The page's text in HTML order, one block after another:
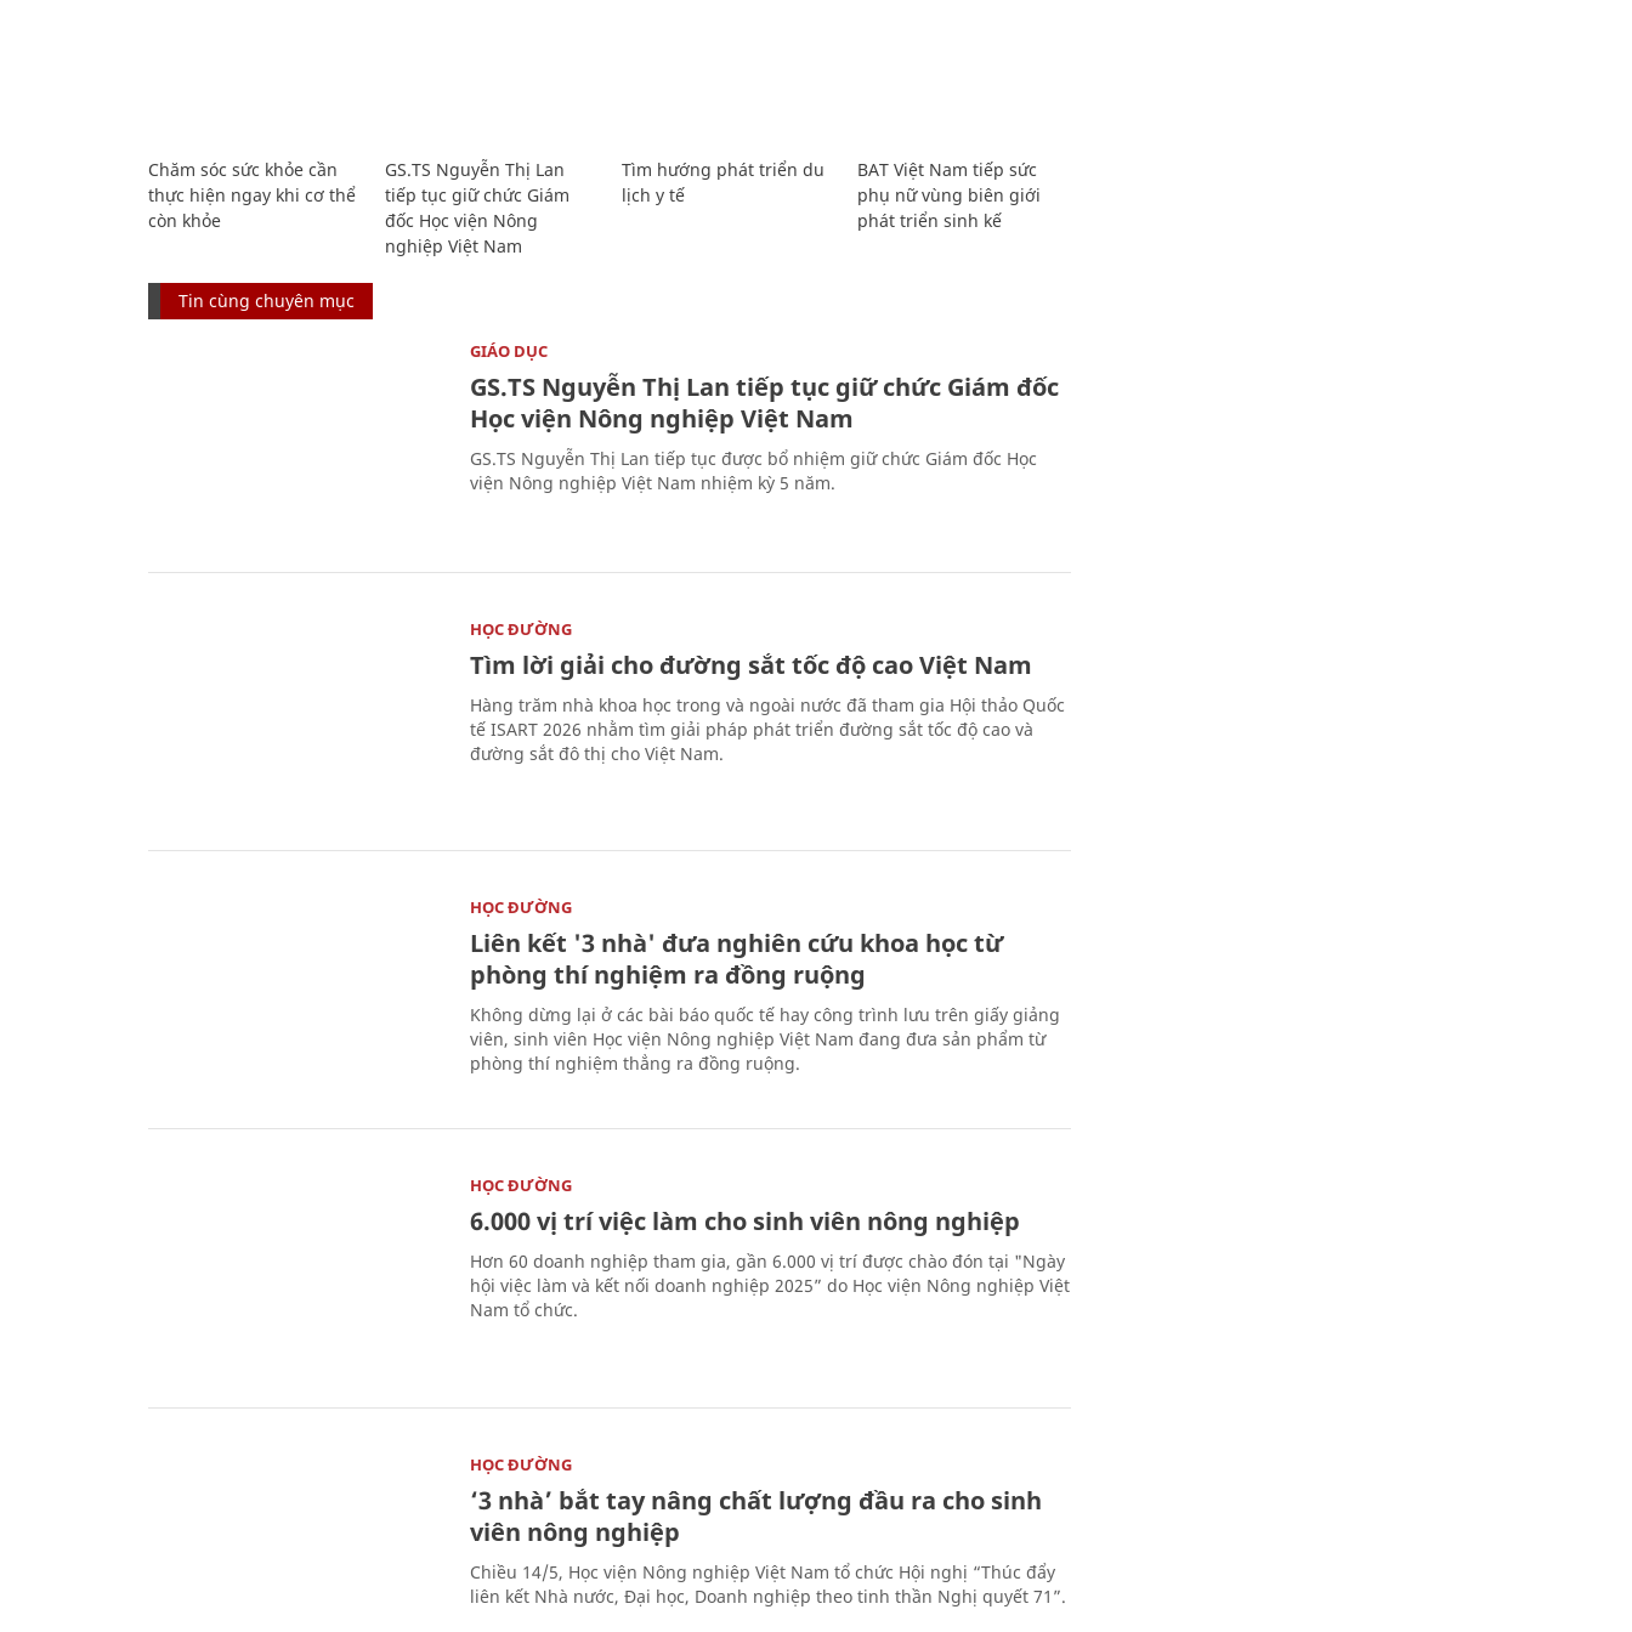
Chăm sóc sức khỏe cần
thực hiện ngay khi cơ thể
còn khỏe
GS.TS Nguyễn Thị Lan
tiếp tục giữ chức Giám
đốc Học viện Nông
nghiệp Việt Nam
Tìm hướng phát triển du
lịch y tế
BAT Việt Nam tiếp sức
phụ nữ vùng biên giới
phát triển sinh kế
Tin cùng chuyên mục
GIÁO DỤC
GS.TS Nguyễn Thị Lan tiếp tục giữ chức Giám đốc
Học viện Nông nghiệp Việt Nam
GS.TS Nguyễn Thị Lan tiếp tục được bổ nhiệm giữ chức Giám đốc Học
viện Nông nghiệp Việt Nam nhiệm kỳ 5 năm.
HỌC ĐƯỜNG
Tìm lời giải cho đường sắt tốc độ cao Việt Nam
Hàng trăm nhà khoa học trong và ngoài nước đã tham gia Hội thảo Quốc
tế ISART 2026 nhằm tìm giải pháp phát triển đường sắt tốc độ cao và
đường sắt đô thị cho Việt Nam.
HỌC ĐƯỜNG
Liên kết '3 nhà' đưa nghiên cứu khoa học từ
phòng thí nghiệm ra đồng ruộng
Không dừng lại ở các bài báo quốc tế hay công trình lưu trên giấy giảng
viên, sinh viên Học viện Nông nghiệp Việt Nam đang đưa sản phẩm từ
phòng thí nghiệm thẳng ra đồng ruộng.
HỌC ĐƯỜNG
6.000 vị trí việc làm cho sinh viên nông nghiệp
Hơn 60 doanh nghiệp tham gia, gần 6.000 vị trí được chào đón tại "Ngày
hội việc làm và kết nối doanh nghiệp 2025” do Học viện Nông nghiệp Việt
Nam tổ chức.
HỌC ĐƯỜNG
‘3 nhà’ bắt tay nâng chất lượng đầu ra cho sinh
viên nông nghiệp
Chiều 14/5, Học viện Nông nghiệp Việt Nam tổ chức Hội nghị “Thúc đẩy
liên kết Nhà nước, Đại học, Doanh nghiệp theo tinh thần Nghị quyết 71”.